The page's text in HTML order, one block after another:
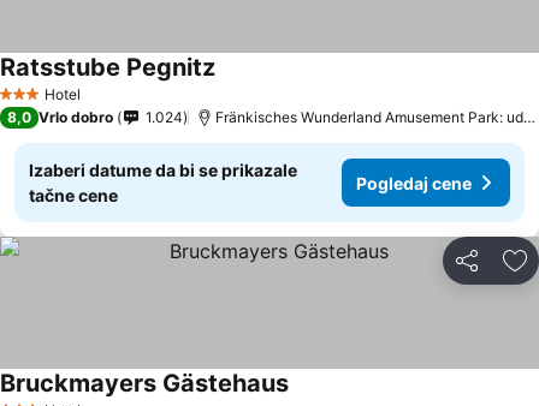
3 Zvezdice
Hotel
Ratsstube Pegnitz
8,0 Vrlo dobro 1.024 Fränkisches Wunderland Amusement Park: udaljenost 12.4 km
Izaberi datume da bi se prikazale
tačne cene
Pogledaj cene
Deli
Bruckmayers Gästehaus